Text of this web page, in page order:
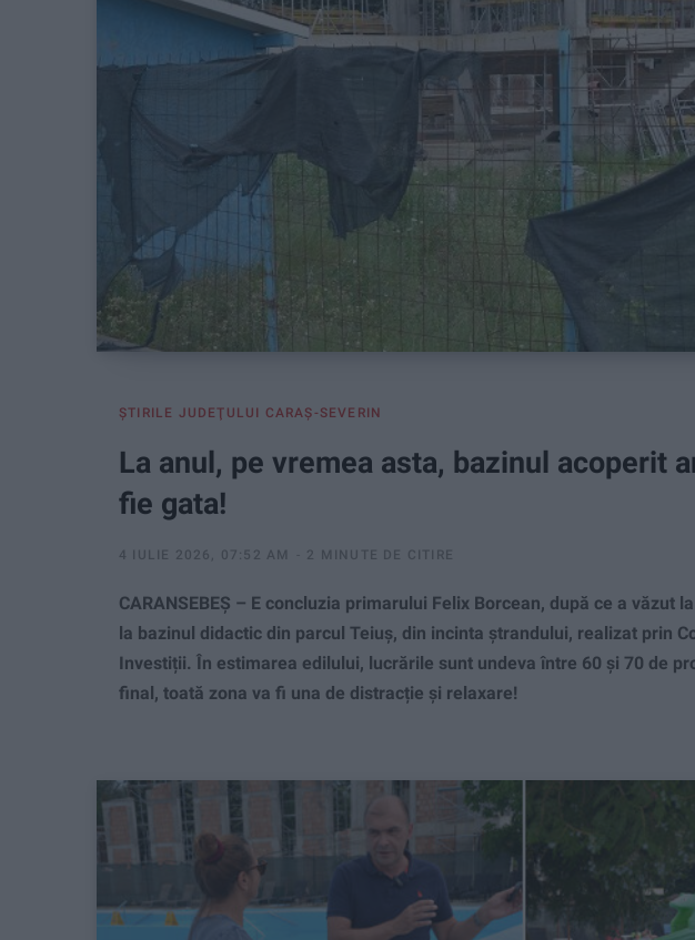
ŞTIRILE JUDEŢULUI CARAŞ-SEVERIN
La anul, pe vremea asta, bazinul acoperit
fie gata!
4 IULIE 2026, 07:52 AM 2 MINUTE DE CITIRE
CARANSEBEȘ – E concluzia primarului Felix Borcean, după ce a văzut
la bazinul didactic din parcul Teiuș, din incinta ștrandului, realizat prin
Investiții. În estimarea edilului, lucrările sunt undeva între 60 și 70 de
final, toată zona va fi una de distracție și relaxare!